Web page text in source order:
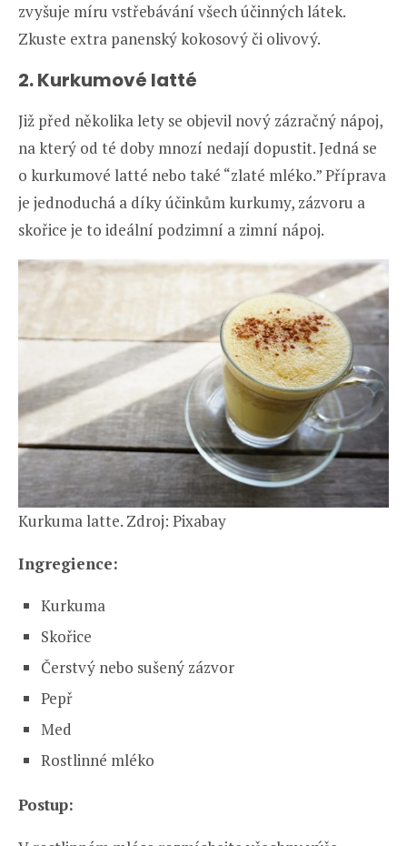
zvyšuje míru vstřebávání všech účinných látek.
Zkuste extra panenský kokosový či olivový.
2. Kurkumové latté
Již před několika lety se objevil nový zázračný nápoj,
na který od té doby mnozí nedají dopustit. Jedná se
o kurkumové latté nebo také “zlaté mléko.” Příprava
je jednoduchá a díky účinkům kurkumy, zázvoru a
skořice je to ideální podzimní a zimní nápoj.
Kurkuma latte. Zdroj: Pixabay
Ingregience:
Kurkuma
Skořice
Čerstvý nebo sušený zázvor
Pepř
Med
Rostlinné mléko
Postup: